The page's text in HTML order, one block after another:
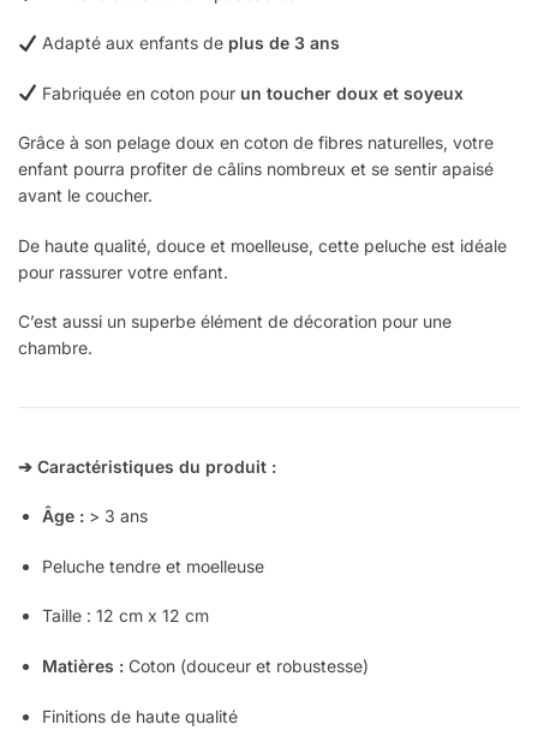
Adapté aux enfants de plus de 3 ans
Fabriquée en coton pour un toucher doux et soyeux
Grâce à son pelage doux en coton de fibres naturelles, votre
enfant pourra profiter de câlins nombreux et se sentir apaisé
avant le coucher.
De haute qualité, douce et moelleuse, cette peluche est idéale
pour rassurer votre enfant.
C’est aussi un superbe élément de décoration pour une
chambre.
➔ Caractéristiques du produit :
Âge : > 3 ans
Peluche tendre et moelleuse
Taille : 12 cm x 12 cm
Matières : Coton (douceur et robustesse)
Finitions de haute qualité